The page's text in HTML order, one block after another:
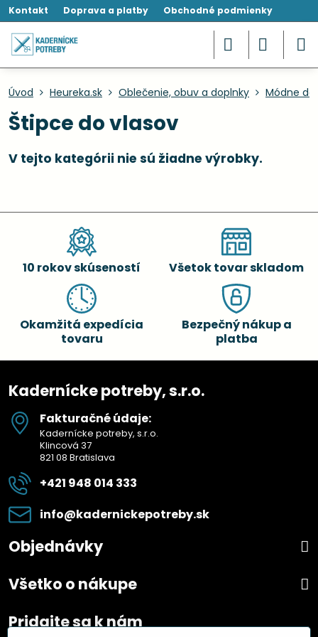
Kontakt Doprava a platby Obchodné podmienky
Úvod Heureka.sk Oblečenie, obuv a doplnky Módne
Štipce do vlasov
10 rokov skúseností Všetok tovar skladom
Okamžitá expedícia
tovaru
Bezpečný nákup a
platba
Kadernícke potreby, s.r.o.
Fakturačné údaje:
Kadernícke potreby, s.r.o.
Klincová 37
821 08 Bratislava
+421 948 014 333
info​@kadernickepotreby​.sk
Objednávky
Všetko o nákupe
Pridajte sa k nám